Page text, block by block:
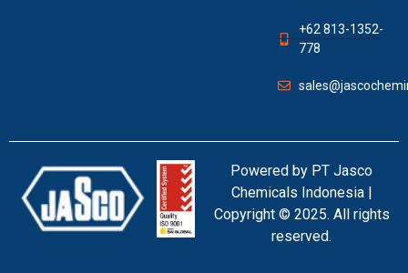
+62 813-1352-
778
Powered by PT Jasco
Chemicals Indonesia |
Copyright © 2025. All rights
reserved.